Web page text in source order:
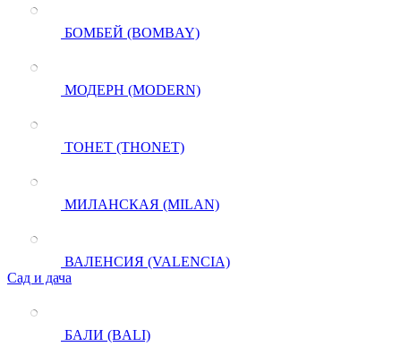
БОМБЕЙ (BOMBAY)
МОДЕРН (MODERN)
ТОНЕТ (THONET)
МИЛАНСКАЯ (MILAN)
ВАЛЕНСИЯ (VALENCIA)
Сад и дача
БАЛИ (BALI)